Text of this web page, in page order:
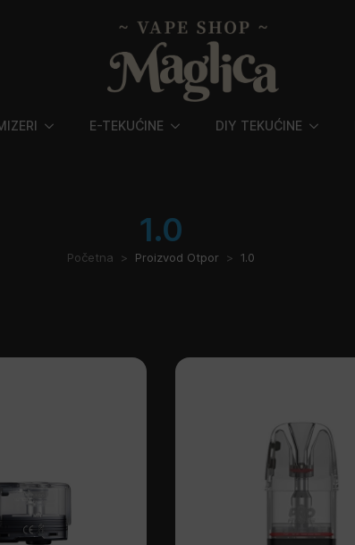
E-TEKUĆINE DIY TEKUĆINE
1.0
Početna Proizvod Otpor 1.0